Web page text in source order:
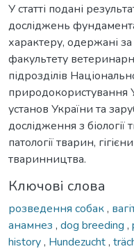
У статті подані
досліджень
характеру, одержані
факультету
підрозділів
природокористування
установ України та
дослідження з біології
патології тварин,
тваринництва.
Ключові слова
розведення собак,
анамнез , dog breeding ,
history, Hundezucht,